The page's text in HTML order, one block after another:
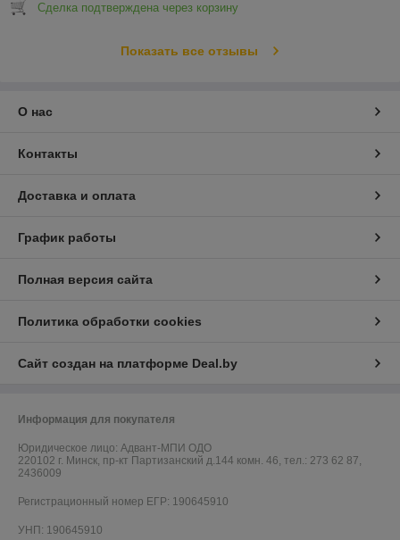
Сделка подтверждена через корзину
Показать все отзывы
О нас
Контакты
Доставка и оплата
График работы
Полная версия сайта
Политика обработки cookies
Сайт создан на платформе Deal.by
Информация для покупателя
Юридическое лицо: Адвант-МПИ ОДО
220102 г. Минск, пр-кт Партизанский д.144 комн. 46, тел.: 273 62 87,
2436009
Регистрационный номер ЕГР: 190645910
УНП: 190645910